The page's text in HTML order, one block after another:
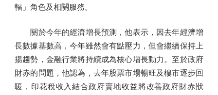
輻」角色及相關服務。
關於今年的經濟增長預測，他表示，因去年經濟增
長數據基數高，今年雖然會有點壓力，但會繼續保持上
揚趨勢，金融行業將持續成為核心增長動力。至於政府
財赤的問題，他認為，去年股票市場暢旺及樓市逐步回
暖，印花稅收入結合政府賣地收益將改善政府財赤狀